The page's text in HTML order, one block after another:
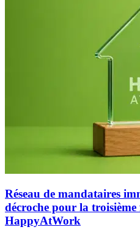
Réseau de mandataires
décroche pour la troisième
HappyAtWork